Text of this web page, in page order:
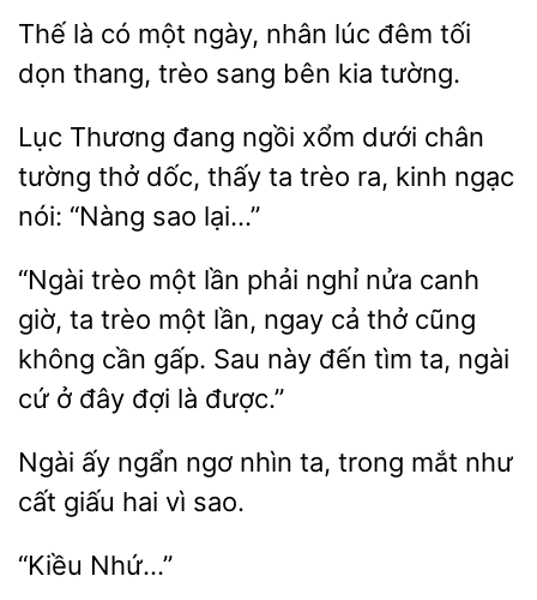
có một ngày, nhân lúc đêm tối
thang, trèo sang bên kia tường.
Lục Thương đang ngồi xổm dưới chân
tường thở dốc, thấy
trèo
ngạc
nói: “Nàng sao lại…”
“Ngài
lần phải nghỉ nửa canh
giờ, ta trèo một lần, ngay
thở cũng
không cần gấp. Sau này đến tìm ta, ngài
cứ ở đây đợi là được.”
Ngài
ngẩn ngơ nhìn ta, trong mắt như
hai vì sao.